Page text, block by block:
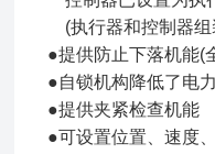
(执行器和控制器组
●提供防止下落机能(
●自锁机构降低了电
●提供夹紧检查机能
●可设置位置、速度